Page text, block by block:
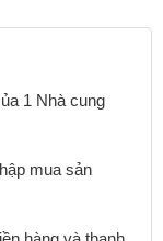
1 Nhà cung
mua sản